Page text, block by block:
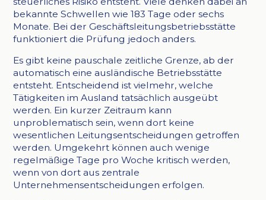
bekannte Schwellen wie 183 Tage oder sechs
Monate. Bei der Geschäftsleitungsbetriebsstätte
funktioniert die Prüfung jedoch anders.
Es gibt keine pauschale zeitliche Grenze, ab der
automatisch eine ausländische Betriebsstätte
entsteht. Entscheidend ist vielmehr, welche
Tätigkeiten im Ausland tatsächlich ausgeübt
werden. Ein kurzer Zeitraum kann
unproblematisch sein, wenn dort keine
wesentlichen Leitungsentscheidungen getroffen
werden. Umgekehrt können auch wenige
regelmäßige Tage pro Woche kritisch werden,
wenn von dort aus zentrale
Unternehmensentscheidungen erfolgen.